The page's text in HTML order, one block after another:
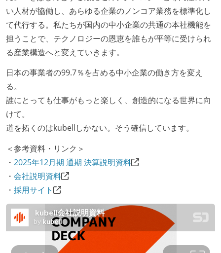
アである
社外から登壇を依頼・指名を受けるようなエンジニア
が在籍している
エンジニアが自発的に外部のイベントやカンファレン
スに登壇している
れ、参加者が自主的に参加している
している
開発メンバーの裁量
設計・実装から運用までを同じ開発チームが担い、フ
ロントエンド、バックエンド、インフラといった役割
の境界を超えて、個人が必要な範囲にまで染み出して
いく姿勢が根付いている
ユーザーのニーズや課題を理解するために、開発チー
ムのメンバーが、ユーザーインタビューに参加してい
る
い人材が協働し、あらゆる企業のノンコア業務を標準化し
て代行する。私たちが国内の中小企業の共通の本社機能を
担うことで、テクノロジーの恩恵を誰もが平等に受けられ
る産業構造へと変えていきます。
日本の事業者の99.7％を占める中小企業の働き方を変え
る。
誰にとっても仕事がもっと楽しく、創造的になる世界に向
けて。
道を拓くのはkubellしかない。そう確信しています。
＜参考資料・リンク＞
・ 2025年12月期 通期 決算説明資料
・ 会社説明資料
・ 採用サイト